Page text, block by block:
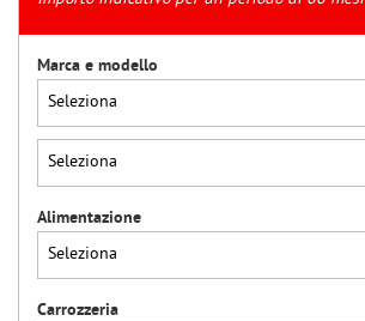
Marca e modello
Alimentazione
Carrozzeria
tracciamento
che
adottiamo
per
offrire
le
funzionalità
le
attività